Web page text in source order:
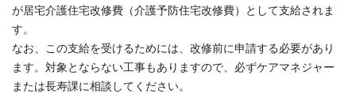
が居宅介護住宅改修費（介護予防住宅改修費）として支給されま
す。
なお、この支給を受けるためには、改修前に申請する必要があり
ます。対象とならない工事もありますので、必ずケアマネジャー
または長寿課に相談してください。